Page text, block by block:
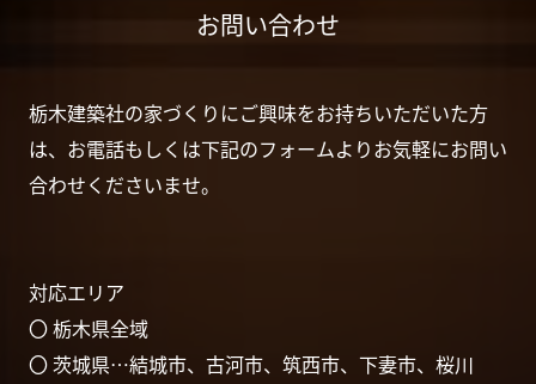
お問い合わせ
栃木建築社の家づくりにご興味をお持ちいただいた方
は、お電話もしくは下記のフォームよりお気軽にお問い
合わせくださいませ。
対応エリア
〇 栃木県全域
〇 茨城県…結城市、古河市、筑西市、下妻市、桜川